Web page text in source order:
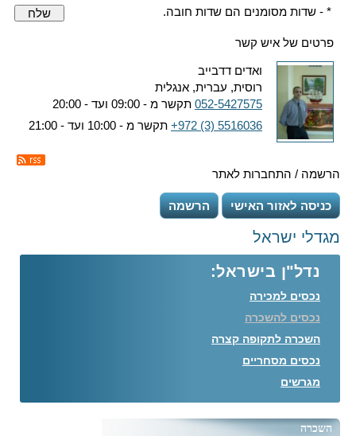
* - שדות מסומנים הם שדות חובה. שלח
פרטים של איש קשר
ואדים דדבייב
רוסית, עברית, אנגלית
052-5427575 תקשר מ - 09:00 ועד - 20:00
+972 (3) 5516036 תקשר מ - 10:00 ועד - 21:00
הרשמה / התחברות לאתר
כניסה לאזור האישי הרשמה
מגדלי ישראל
נדל"ן בישראל:
נכסים למכירה
נכסים להשכרה
השכרה לתקופה קצרה
נכסים מסחריים
מגרשים
השכרה